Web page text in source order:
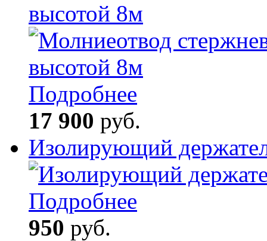
высотой 8м
Подробнее
17 900 руб.
Изолирующий
Подробнее
950 руб.